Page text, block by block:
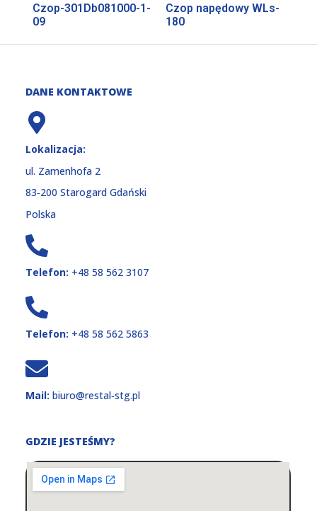
Czop-301Db081000-1-
09
Czop napędowy WLs-
180
DANE KONTAKTOWE
Lokalizacja:
ul. Zamenhofa 2
83‑200 Starogard Gdański
Polska
Telefon: +48 58 562 3107
Telefon: +48 58 562 5863
Mail: biuro@restal‑stg.pl
GDZIE JESTEŚMY?